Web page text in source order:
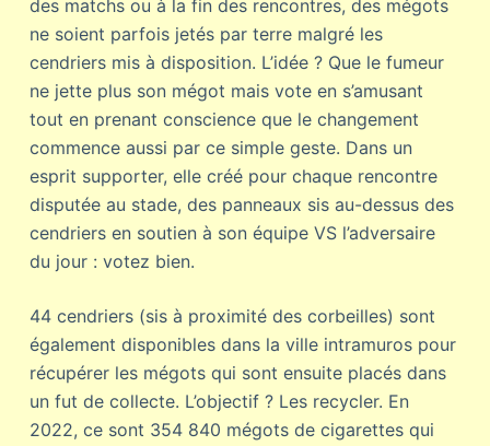
des matchs ou à la fin des rencontres, des mégots
ne soient parfois jetés par terre malgré les
cendriers mis à disposition. L’idée ? Que le fumeur
ne jette plus son mégot mais vote en s’amusant
tout en prenant conscience que le changement
commence aussi par ce simple geste. Dans un
esprit supporter, elle créé pour chaque rencontre
disputée au stade, des panneaux sis au-dessus des
cendriers en soutien à son équipe VS l’adversaire
du jour : votez bien.
44 cendriers (sis à proximité des corbeilles) sont
également disponibles dans la ville intramuros pour
récupérer les mégots qui sont ensuite placés dans
un fut de collecte. L’objectif ? Les recycler. En
2022, ce sont 354 840 mégots de cigarettes qui